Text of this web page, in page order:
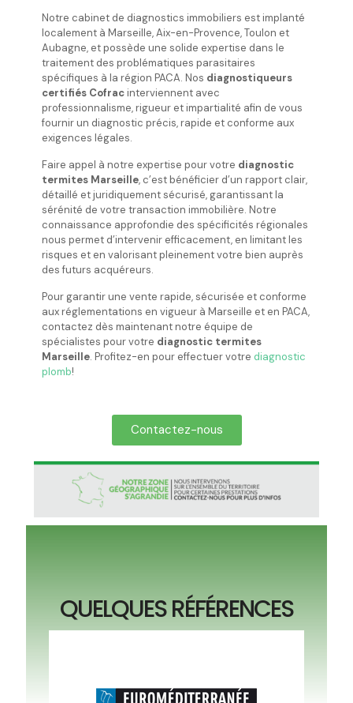
Notre cabinet de diagnostics immobiliers est implanté
localement à Marseille, Aix-en-Provence, Toulon et
Aubagne, et possède une solide expertise dans le
traitement des problématiques parasitaires
spécifiques à la région PACA. Nos diagnostiqueurs
certifiés Cofracinterviennent avec
professionnalisme, rigueur et impartialité afin de vous
fournir un diagnostic précis, rapide et conforme aux
exigences légales.
Faire appel à notre expertise pour votre diagnostic
termites Marseille, c’est bénéficier d’un rapport clair,
détaillé et juridiquement sécurisé, garantissant la
sérénité de votre transaction immobilière. Notre
connaissance approfondie des spécificités régionales
nous permet d’intervenir efficacement, en limitant les
risques et en valorisant pleinement votre bien auprès
des futurs acquéreurs.
Pour garantir une vente rapide, sécurisée et conforme
aux réglementations en vigueur à Marseille et en PACA,
contactez dès maintenant notre équipe de
spécialistes pour votre diagnostic termites
Marseille. Profitez-en pour effectuer votre diagnostic
plomb!
Contactez-nous
QUELQUES RÉFÉRENCES